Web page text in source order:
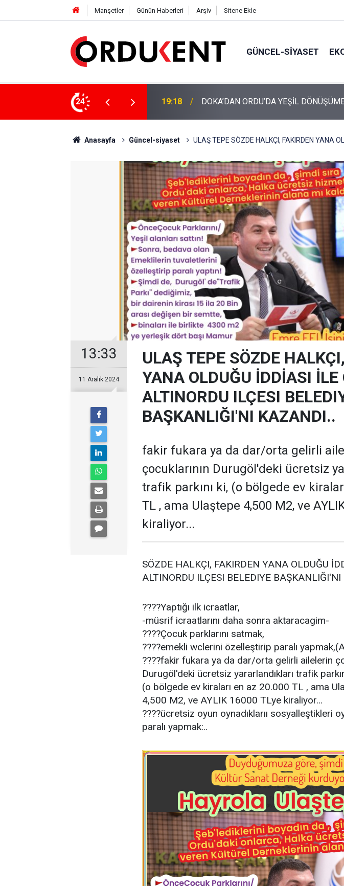
Manşetler Günün Haberleri Arşiv Sitene Ekle
GÜNCEL-SIYASET
24
4 MİLYON LİRAYA YAKIN DESTEK 12:46 YENİ PARTİ’NİN ORDU’DAKİ 69
Anasayfa Güncel-siyaset ULAŞ TEPE SÖZDE HALKÇI, FAKIRDEN YANA
13:33
11 Aralık 2024
ULAŞ TEPE SÖZDE
YANA OLDUĞU İDDİASI İLE
ALTINORDU ILÇESI
BAŞKANLIĞI'NI KAZANDI..
fakir fukara ya da dar/orta gelirli
çocuklarının Durugöl'deki ücretsiz
trafik parkını ki, (o bölgede ev
TL , ama Ulaştepe 4,500 M2, ve
kiraliyor...
SÖZDE HALKÇI, FAKIRDEN YANA OLDUĞU
ALTINORDU ILÇESI BELEDIYE
????Yaptığı ilk icraatlar,
-müsrif icraatlarını daha sonra aktaracagim-
????Çocuk parklarını satmak,
????emekli wclerini özelleştirip paralı
????fakir fukara ya da dar/orta gelirli ailelerin
Durugöl'deki ücretsiz yararlandıkları trafik
(o bölgede ev kiraları en az 20.000 TL , ama
4,500 M2, ve AYLIK 16000 TLye kiraliyor...
????ücretsiz oyun oynadıklarıı sosyalleştikleri
paralı yapmak:..